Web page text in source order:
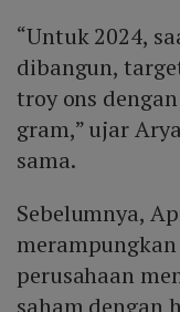
“Untuk 2024,
dibangun,
troy ons
gram,” ujar
sama.
Sebelumnya,
perusahaan